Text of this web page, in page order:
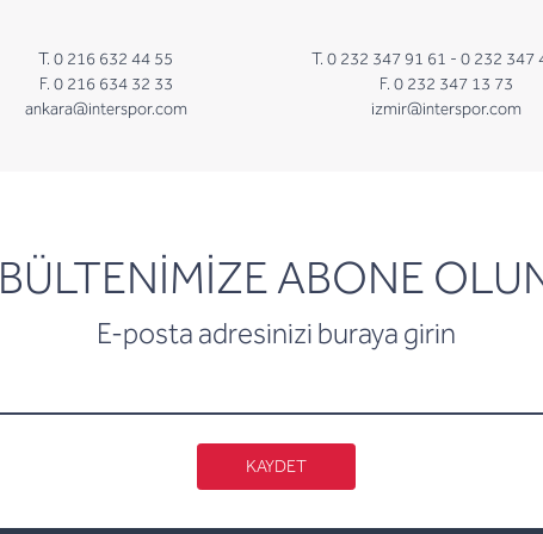
T. 0 216 632 44 55
F. 0 216 634 32 33
ankara@interspor.com
T. 0 232 347 91 61 - 0 232 347
F. 0 232 347 13 73
izmir@interspor.com
BÜLTENİMİZE ABONE
E-posta adresinizi buraya girin
newsletter
KAYDET